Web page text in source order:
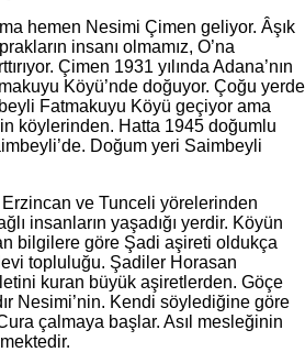
hemen Nesimi Çimen geliyor. Âşık
insanı olmamız, O’na
Çimen 1931 yılında Adana’nın
Köyü’nde doğuyor. Çoğu yerde
Fatmakuyu Köyü geçiyor ama
köylerinden. Hatta 1945 doğumlu
Doğum yeri Saimbeyli
ve Tunceli yörelerinden
insanların yaşadığı yerdir. Köyün
bilgilere göre Şadi aşireti oldukça
topluluğu. Şadiler Horasan
kuran büyük aşiretlerden. Göçe
Nesimi’nin. Kendi söylediğine göre
çalmaya başlar. Asıl mesleğinin